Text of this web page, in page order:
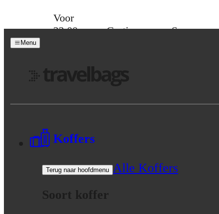
Voor
23:00
Gratis
Spaar
Menu
Koffers
Terug naar hoofdmenu
Alle Koffers
Soort koffer